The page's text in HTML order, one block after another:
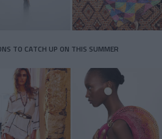
TO CATCH UP ON THIS SUMMER